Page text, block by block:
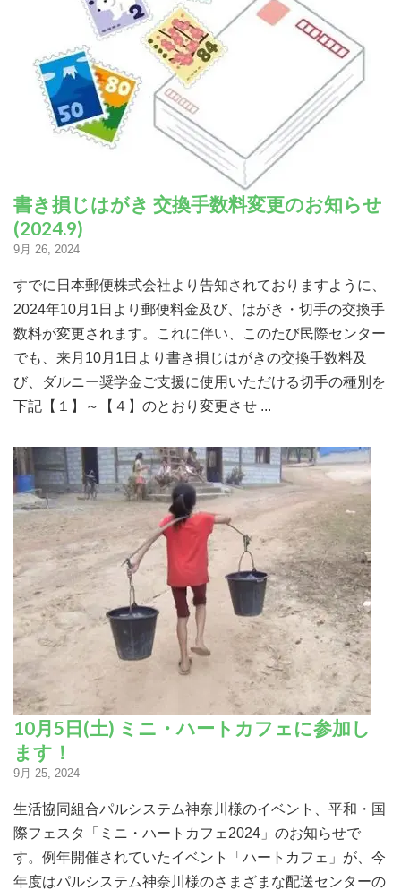
書き損じはがき 交換手数料変更のお知らせ
(2024.9)
9月 26, 2024
すでに日本郵便株式会社より告知されておりますように、
2024年10月1日より郵便料金及び、はがき・切手の交換手
数料が変更されます。これに伴い、このたび⺠際センター
でも、来月10月1日より書き損じはがきの交換手数料及
び、ダルニー奨学金ご支援に使用いただける切手の種別を
下記【１】～【４】のとおり変更させ ...
10月5日(土) ミニ・ハートカフェに参加し
ます！
9月 25, 2024
生活協同組合パルシステム神奈川様のイベント、平和・国
際フェスタ「ミニ・ハートカフェ2024」のお知らせで
す。例年開催されていたイベント「ハートカフェ」が、今
年度はパルシステム神奈川様のさまざまな配送センターの